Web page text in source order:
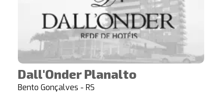
Dall'Onder Planalto
Bento Gonçalves - RS